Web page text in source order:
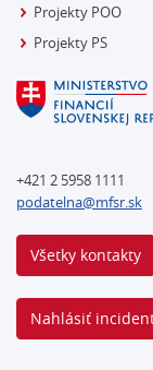
Projekty POO
Projekty PS
+421 2 5958 1111
podatelna@mfsr.sk
Všetky kontakty
Nahlásiť